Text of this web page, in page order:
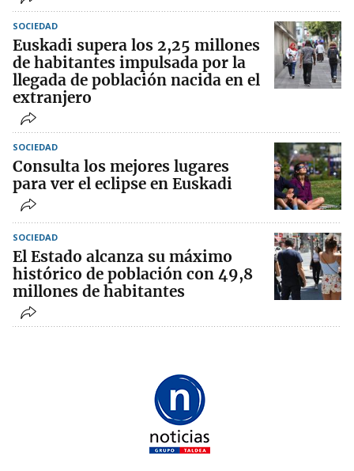
SOCIEDAD
Euskadi supera los 2,25 millones
de habitantes impulsada por la
llegada de población nacida en el
extranjero
SOCIEDAD
Consulta los mejores lugares
para ver el eclipse en Euskadi
SOCIEDAD
El Estado alcanza su máximo
histórico de población con 49,8
millones de habitantes